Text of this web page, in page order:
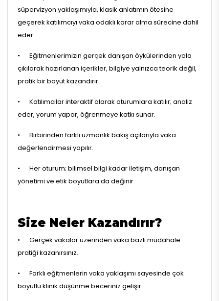
süpervizyon yaklaşımıyla, klasik anlatımın ötesine
geçerek katılımcıyı vaka odaklı karar alma sürecine dahil
eder.
•
Eğitmenlerimizin gerçek danışan öykülerinden yola
çıkılarak hazırlanan içerikler, bilgiye yalnızca teorik değil,
pratik bir boyut kazandırır.
•
Katılımcılar interaktif olarak oturumlara katılır; analiz
eder, yorum yapar, öğrenmeye katkı sunar.
•
Birbirinden farklı uzmanlık bakış açılarıyla vaka
değerlendirmesi yapılır.
•
Her oturum; bilimsel bilgi kadar iletişim, danışan
yönetimi ve etik boyutlara da değinir.
Size Neler Kazandırır?
•
Gerçek vakalar üzerinden vaka bazlı müdahale
pratiği kazanırsınız.
•
Farklı eğitmenlerin vaka yaklaşımı sayesinde çok
boyutlu klinik düşünme beceriniz gelişir.